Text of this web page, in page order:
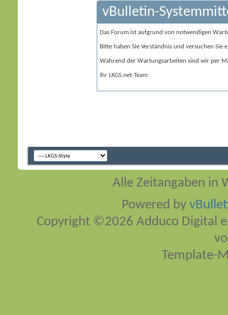
vBulletin-
Das Forum ist aufgrund von notwendigen
Bitte haben Sie Verständnis und versuchen Sie
Während der Wartungsarbeiten sind wir per
Ihr LKGS.net-Team
Alle Zeitangaben in
Powered by
Copyright ©2026 Adduco Digital
Template-